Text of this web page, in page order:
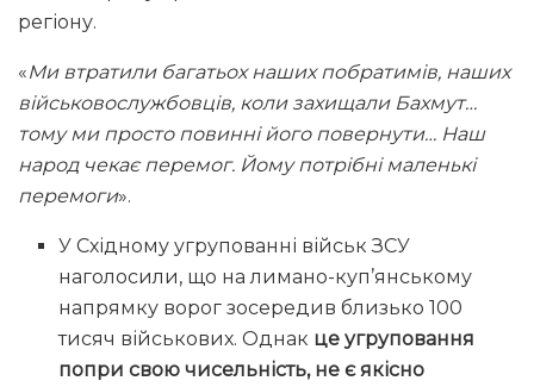
регіону.
«Ми втратили багатьох наших побратимів, наших
військовослужбовців, коли захищали Бахмут…
тому ми просто повинні його повернути… Наш
народ чекає перемог. Йому потрібні маленькі
перемоги».
У Східному угрупованні військ ЗСУ
наголосили, що на лимано-куп’янському
напрямку ворог зосередив близько 100
тисяч військових. Однак це угруповання
попри свою чисельність, не є якісно